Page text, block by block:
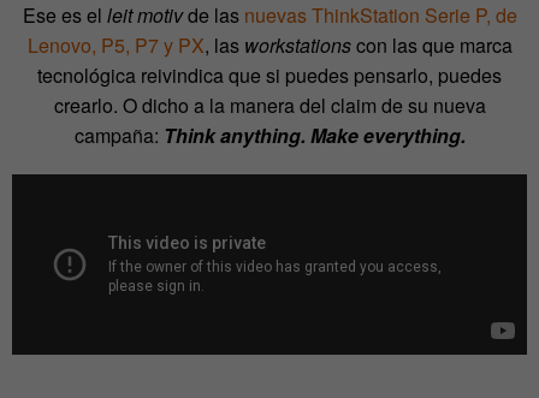
Ese es el leit motivde las nuevas ThinkStation Serie P, de
Lenovo, P5, P7 y PX, las workstationscon las que marca
tecnológica reivindica que si puedes pensarlo, puedes
crearlo. O dicho a la manera del claim de su nueva
campaña: Think anything. Make everything.